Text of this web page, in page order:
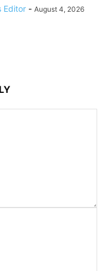
Editor - August 4, 2026